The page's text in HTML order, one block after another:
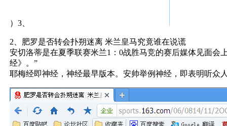
）3、
2、肥罗是否转会扑朔迷离 米兰皇马究竟谁在说谎
安切洛蒂是在夏季联赛米兰1：0战胜马竞的赛后媒体见面
经》。”
耶梅经即神经，神经最早版本。安帅举例神经，即表明听众